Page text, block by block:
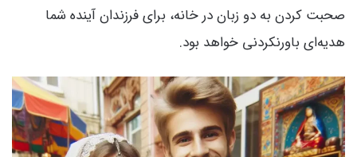
صحبت کردن به دو زبان در خانه، برای فرزندان آینده شما
هدیه‌ای باورنکردنی خواهد بود.